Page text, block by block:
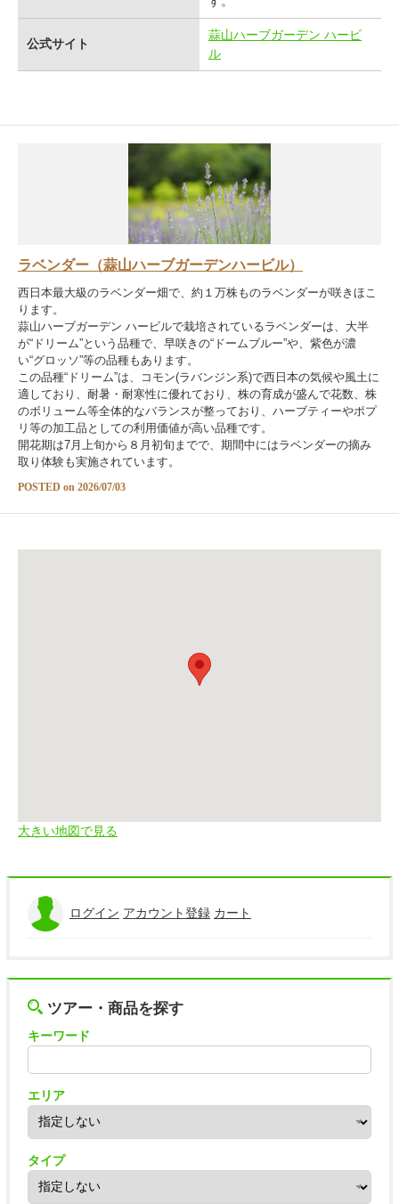
公式サイト
蒜山ハーブガーデン ハービ
ル
ラベンダー（蒜山ハーブガーデンハービル）
西日本最大級のラベンダー畑で、約１万株ものラベンダーが咲きほこ
ります。
蒜山ハーブガーデン ハービルで栽培されているラベンダーは、大半
が“ドリーム”という品種で、早咲きの“ドームブルー”や、紫色が濃
い“グロッソ”等の品種もあります。
この品種“ドリーム”は、コモン(ラバンジン系)で西日本の気候や風土に
適しており、耐暑・耐寒性に優れており、株の育成が盛んで花数、株
のボリューム等全体的なバランスが整っており、ハーブティーやポプ
リ等の加工品としての利用価値が高い品種です。
開花期は7月上旬から８月初旬までで、期間中にはラベンダーの摘み
取り体験も実施されています。
POSTED on 2026/07/03
大きい地図で見る
ログイン アカウント登録 カート
ツアー・商品を探す
キーワード
エリア
タイプ